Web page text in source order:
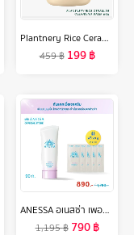
Plantnery Rice Ceramide Cleansing Balm 60 g
459฿ 199฿
ANESSA อเนสซ่า เพอร์เฟค ยูวี ซันสกรีน สกินแคร์ ไบรท์เทนนิ่ง เจล N SPF50+ PA++++ 90 กรัม ฟรี 20 กรัม (4ก. x 5 ชิ้น)
1,195฿ 790฿